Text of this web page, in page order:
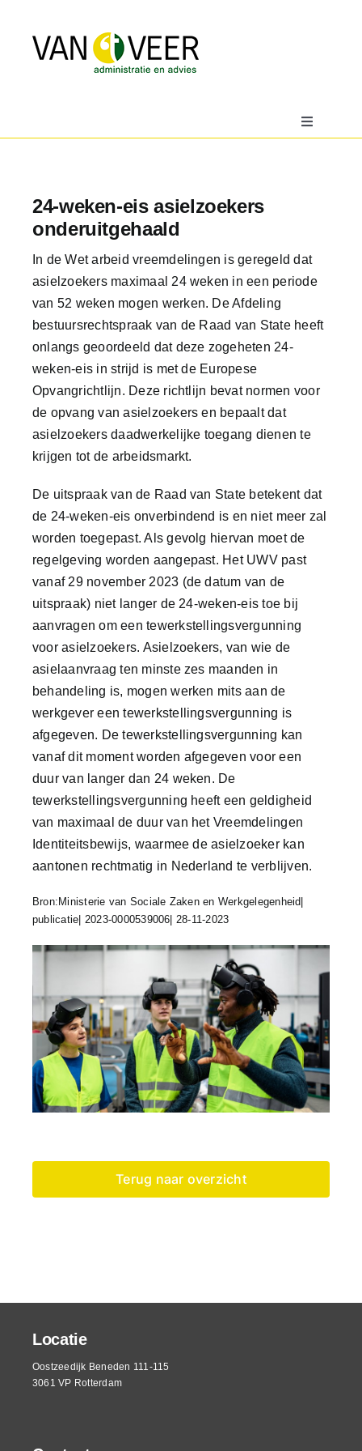
inhoud
Toggle
Navigation
Over
Downloads
Contact
24-weken-eis asielzoekers
onderuitgehaald
In de Wet arbeid vreemdelingen is geregeld dat
asielzoekers maximaal 24 weken in een periode
van 52 weken mogen werken. De Afdeling
bestuursrechtspraak van de Raad van State heeft
onlangs geoordeeld dat deze zogeheten 24-
weken-eis in strijd is met de Europese
Opvangrichtlijn. Deze richtlijn bevat normen voor
de opvang van asielzoekers en bepaalt dat
asielzoekers daadwerkelijke toegang dienen te
krijgen tot de arbeidsmarkt.
De uitspraak van de Raad van State betekent dat
de 24-weken-eis onverbindend is en niet meer zal
worden toegepast. Als gevolg hiervan moet de
regelgeving worden aangepast. Het UWV past
vanaf 29 november 2023 (de datum van de
uitspraak) niet langer de 24-weken-eis toe bij
aanvragen om een tewerkstellingsvergunning
voor asielzoekers. Asielzoekers, van wie de
asielaanvraag ten minste zes maanden in
behandeling is, mogen werken mits aan de
werkgever een tewerkstellingsvergunning is
afgegeven. De tewerkstellingsvergunning kan
vanaf dit moment worden afgegeven voor een
duur van langer dan 24 weken. De
tewerkstellingsvergunning heeft een geldigheid
van maximaal de duur van het Vreemdelingen
Identiteitsbewijs, waarmee de asielzoeker kan
aantonen rechtmatig in Nederland te verblijven.
Bron:Ministerie van Sociale Zaken en Werkgelegenheid|
publicatie| 2023-0000539006| 28-11-2023
Terug naar overzicht
Locatie
Oostzeedijk Beneden 111-115
3061 VP Rotterdam